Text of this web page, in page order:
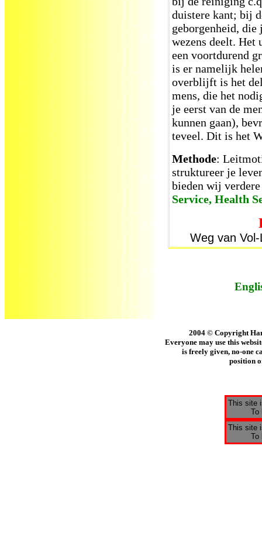
duistere kant; bij
geborgenheid, die
wezens deelt.
een voortdurend
is er namelijk
overblijft is het
mens, die het
je eerst van de
kunnen gaan),
teveel. Dit is het
Methode:
struktureer je
bieden wij
Service, Health
Weg van
2004 © Copyright
Everyone may use this
is freely given, no-one
position
This site
To
This site
To